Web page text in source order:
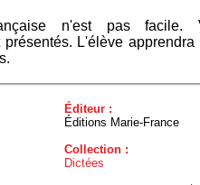
n'est pas facile.
présentés. L'élève apprendra
Éditeur :
Éditions Marie-France
Collection :
Dictées